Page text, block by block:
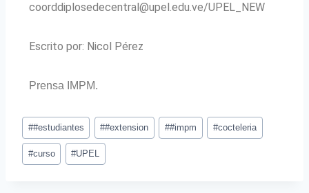
coorddiplosedecentral@upel.edu.ve/UPEL_NEW
Escrito por: Nicol Pérez
Prensa IMPM.
##estudiantes ##extension ##impm #cocteleria
#curso #UPEL